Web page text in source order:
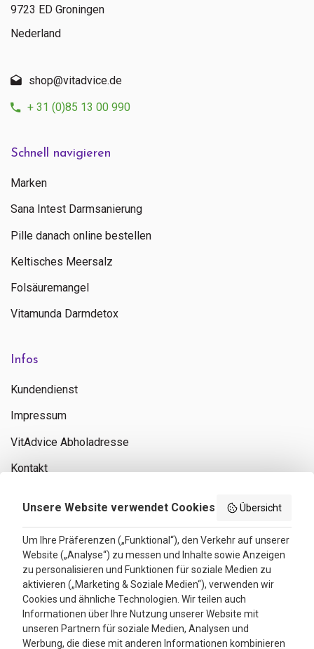
Schnell navigieren
Marken
Sana Intest Darmsanierung
Pille danach online bestellen
Keltisches Meersalz
Folsäuremangel
Vitamunda Darmdetox
Infos
Kundendienst
Impressum
VitAdvice Abholadresse
Kontakt
Bewertungen
4.3
Google Reviews
9723 ED Groningen
Nederland
shop@vitadvice.de
+ 31 (0)85 13 00 990
Unsere Website verwendet Cookies Übersicht
Um Ihre Präferenzen („Funktional“), den Verkehr auf unserer
Website („Analyse“) zu messen und Inhalte sowie Anzeigen
zu personalisieren und Funktionen für soziale Medien zu
aktivieren („Marketing & Soziale Medien“), verwenden wir
Cookies und ähnliche Technologien. Wir teilen auch
Informationen über Ihre Nutzung unserer Website mit
unseren Partnern für soziale Medien, Analysen und
Werbung, die diese mit anderen Informationen kombinieren